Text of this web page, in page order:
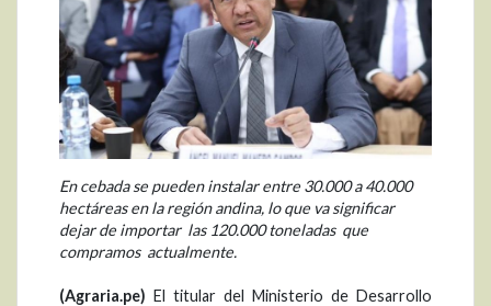
En cebada se pueden instalar entre 30.000 a 40.000
hectáreas en la región andina, lo que va significar
dejar de importar las 120.000 toneladas que
compramos actualmente.
(Agraria.pe) El titular del Ministerio de Desarrollo